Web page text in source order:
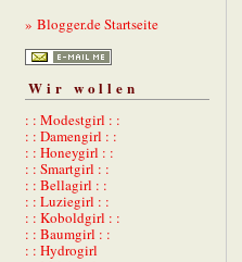
» Blogger.de Startseite
Wir wollen
: : Modestgirl : :
: : Damengirl : :
: : Honeygirl : :
: : Smartgirl : :
: : Bellagirl : :
: : Luziegirl : :
: : Koboldgirl : :
: : Baumgirl : :
: : Hydrogirl